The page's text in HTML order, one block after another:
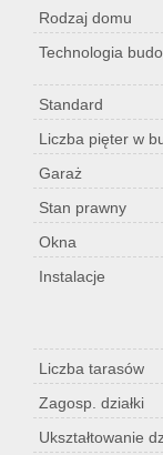
Rodzaj domu
Technologia
Standard
Liczba pięter w
Garaż
Stan prawny
Okna
Instalacje
Liczba tarasów
Zagosp. działki
Ukształtowanie